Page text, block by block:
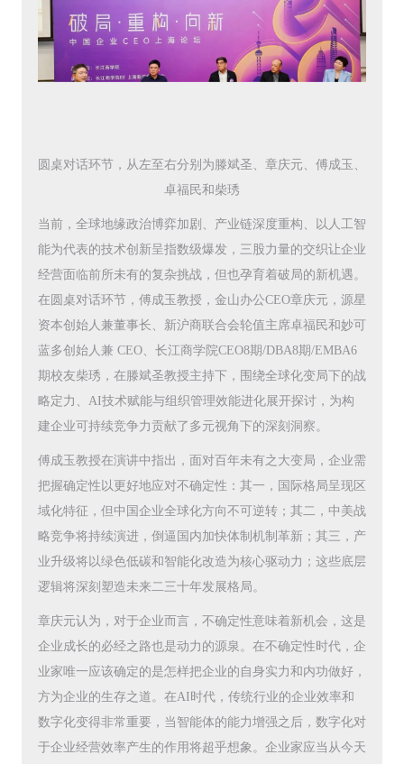
圆桌对话环节，从左至右分别为滕斌圣、章庆元、傅成玉、
卓福民和柴琇
当前，全球地缘政治博弈加剧、产业链深度重构、以人工智
能为代表的技术创新呈指数级爆发，三股力量的交织让企业
经营面临前所未有的复杂挑战，但也孕育着破局的新机遇。
在圆桌对话环节，傅成玉教授，金山办公CEO章庆元，源星
资本创始人兼董事长、新沪商联合会轮值主席卓福民和妙可
蓝多创始人兼 CEO、长江商学院CEO8期/DBA8期/EMBA6
期校友柴琇，在滕斌圣教授主持下，围绕全球化变局下的战
略定力、AI技术赋能与组织管理效能进化展开探讨，为构
建企业可持续竞争力贡献了多元视角下的深刻洞察。
傅成玉教授在演讲中指出，面对百年未有之大变局，企业需
把握确定性以更好地应对不确定性：其一，国际格局呈现区
域化特征，但中国企业全球化方向不可逆转；其二，中美战
略竞争将持续演进，倒逼国内加快体制机制革新；其三，产
业升级将以绿色低碳和智能化改造为核心驱动力；这些底层
逻辑将深刻塑造未来二三十年发展格局。
章庆元认为，对于企业而言，不确定性意味着新机会，这是
企业成长的必经之路也是动力的源泉。在不确定性时代，企
业家唯一应该确定的是怎样把企业的自身实力和内功做好，
方为企业的生存之道。在AI时代，传统行业的企业效率和
数字化变得非常重要，当智能体的能力增强之后，数字化对
于企业经营效率产生的作用将超乎想象。企业家应当从今天